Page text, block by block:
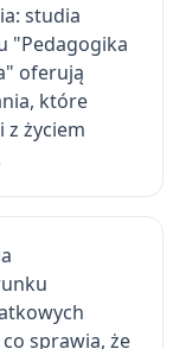
studia
"Pedagogika
oferują
które
z życiem
sprawia, że